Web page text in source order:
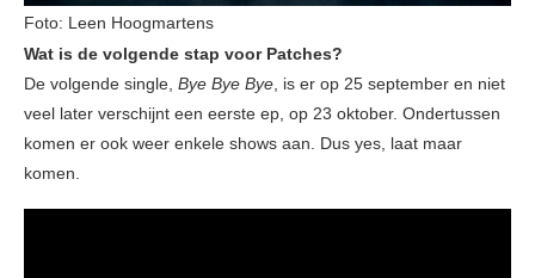
Foto: Leen Hoogmartens
Wat is de volgende stap voor Patches?
De volgende single, Bye Bye Bye , is er op 25 september en niet
veel later verschijnt een eerste ep, op 23 oktober. Ondertussen
komen er ook weer enkele shows aan. Dus yes, laat maar
komen.